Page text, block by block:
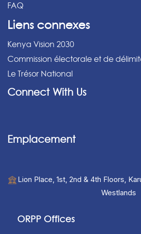
FAQ
Liens connexes
Kenya Vision 2030
Commission électorale et de
Le Trésor National
Connect With Us
Emplacement
Lion Place, 1st, 2nd & 4th Floors,
Westlands
ORPP Offices